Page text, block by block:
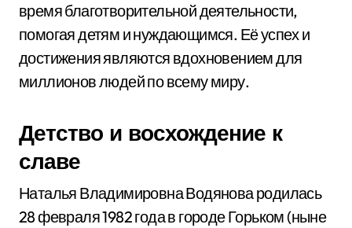
время благотворительной деятельности,
помогая детям и нуждающимся. Её успех и
достижения являются вдохновением для
миллионов людей по всему миру.
Детство и восхождение к
славе
Наталья Владимировна Водянова родилась
28 февраля 1982 года в городе Горьком (ныне